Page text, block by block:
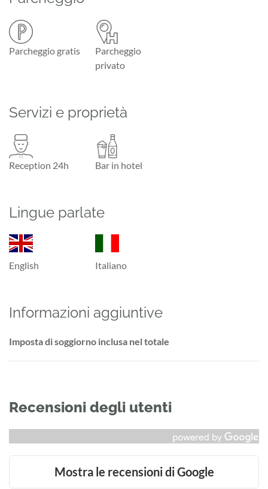
Parcheggio gratis
Parcheggio
privato
Servizi e proprietà
Reception 24h Bar in hotel
Lingue parlate
English Italiano
Informazioni aggiuntive
Imposta di soggiorno inclusa nel totale
Recensioni degli utenti
Mostra le recensioni di Google